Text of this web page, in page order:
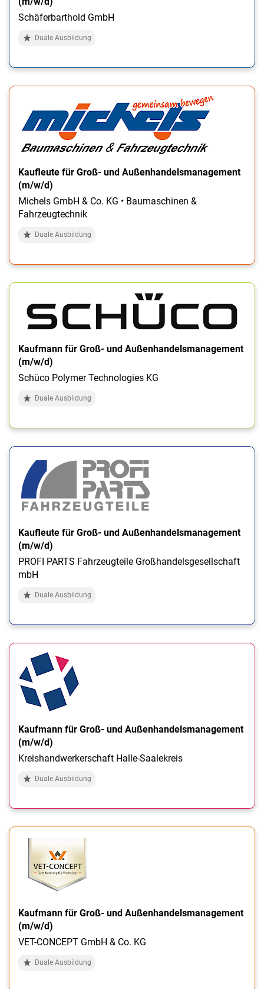
Schäferbarthold GmbH
Duale Ausbildung
Kaufleute für Groß- und Außenhandelsmanagement
(m/w/d)
Michels GmbH & Co. KG • Baumaschinen &
Fahrzeugtechnik
Duale Ausbildung
Kaufmann für Groß- und Außenhandelsmanagement
(m/w/d)
Schüco Polymer Technologies KG
Duale Ausbildung
Kaufleute für Groß- und Außenhandelsmanagement
(m/w/d)
PROFI PARTS Fahrzeugteile Großhandelsgesellschaft
mbH
Duale Ausbildung
Kaufmann für Groß- und Außenhandelsmanagement
(m/w/d)
Kreishandwerkerschaft Halle-Saalekreis
Duale Ausbildung
Kaufmann für Groß- und Außenhandelsmanagement
(m/w/d)
VET-CONCEPT GmbH & Co. KG
Duale Ausbildung